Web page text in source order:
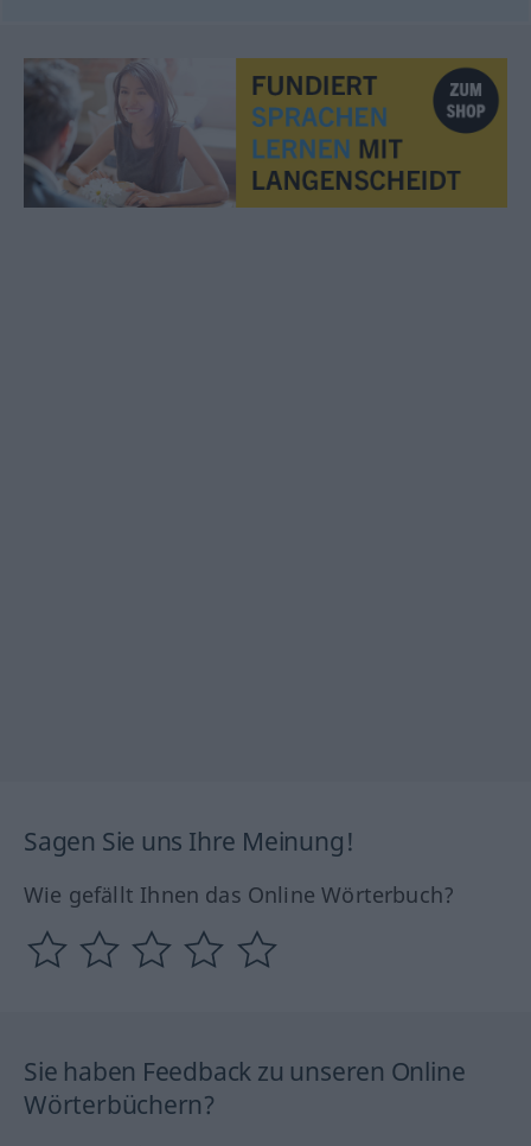
Sagen Sie uns Ihre Meinung!
Wie gefällt Ihnen das Online Wörterbuch?
Sie haben Feedback zu unseren Online
Wörterbüchern?